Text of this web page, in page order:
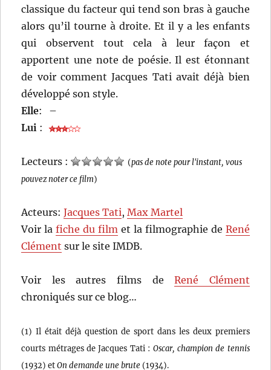
classique du facteur qui tend son bras à gauche
alors qu’il tourne à droite. Et il y a les enfants
qui observent tout cela à leur façon et
apportent une note de poésie. Il est étonnant
de voir comment Jacques Tati avait déjà bien
développé son style.
Elle:
–
Lui :
Lecteurs : (pas de note pour l'instant, vous
pouvez noter ce film)
Acteurs:Jacques Tati,Max Martel
Voir lafiche du film et la filmographie de René
Clément sur le site IMDB.
Voir les autres films deRené Clément
chroniqués sur ce blog…
(1) Il était déjà question de sport dans les deux premiers
courts métrages de Jacques Tati : Oscar, champion de tennis
(1932) etOn demande une brute(1934).